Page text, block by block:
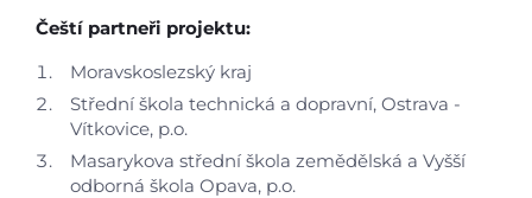
Čeští partneři projektu:
Moravskoslezský kraj
Střední škola technická a dopravní, Ostrava -
Vítkovice, p.o.
Masarykova střední škola zemědělská a Vyšší
odborná škola Opava, p.o.